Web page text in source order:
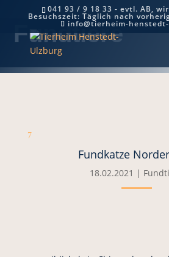
041 93 / 9 18 33 - evtl. AB,
Besuchszeit: Täglich nach
info@tierheim-
Fundtiere
7
Fundkatze
18.02.2021 |